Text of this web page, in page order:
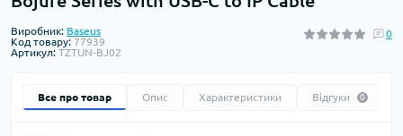
Виробник: Baseus
Код товару: 77939
Артикул: TZTUN-BJ02
0
Все про товар Опис Характеристики Відгуки 0